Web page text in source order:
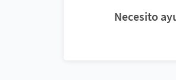
Necesito